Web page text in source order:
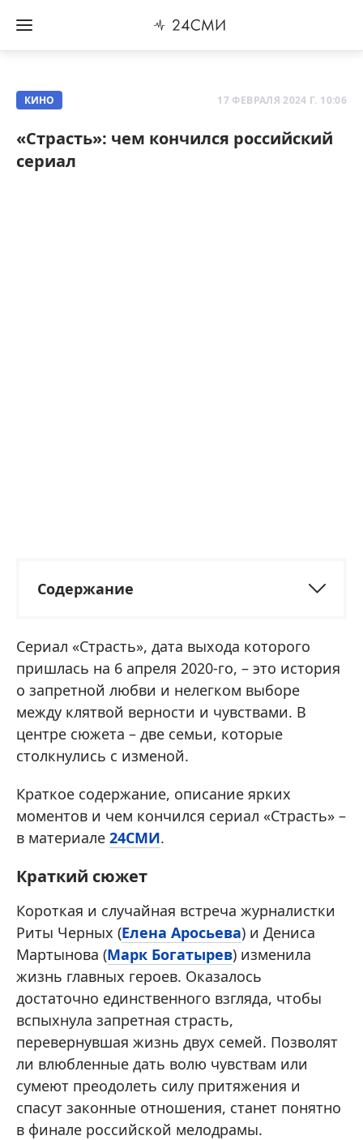
КИНО 17 ФЕВРАЛЯ 2024 Г. 10:06
«Страсть»: чем кончился российский
сериал
Содержание
Сериал «Страсть», дата выхода которого
пришлась на 6 апреля 2020-го, – это история
о запретной любви и нелегком выборе
между клятвой верности и чувствами. В
центре сюжета – две семьи, которые
столкнулись с изменой.
Краткое содержание, описание ярких
моментов и чем кончился сериал «Страсть» –
в материале 24СМИ.
Краткий сюжет
Короткая и случайная встреча журналистки
Риты Черных (Елена Аросьева) и Дениса
Мартынова (Марк Богатырев) изменила
жизнь главных героев. Оказалось
достаточно единственного взгляда, чтобы
вспыхнула запретная страсть,
перевернувшая жизнь двух семей. Позволят
ли влюбленные дать волю чувствам или
сумеют преодолеть силу притяжения и
спасут законные отношения, станет понятно
в финале российской мелодрамы.